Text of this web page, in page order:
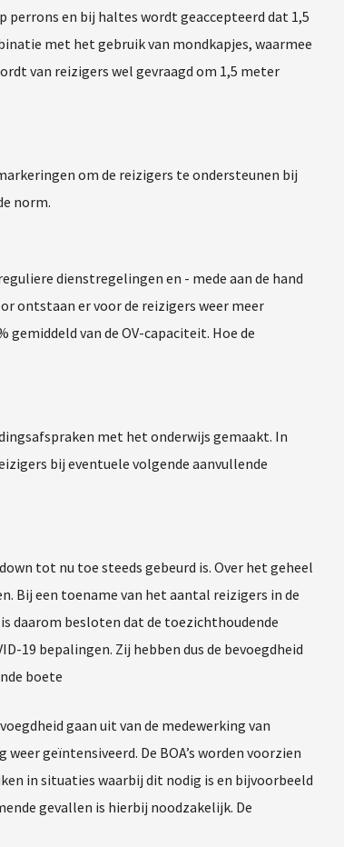
en bij haltes wordt geaccepteerd dat 1,5
met het gebruik van mondkapjes, waarmee
van reizigers wel gevraagd om 1,5 meter
om de reizigers te ondersteunen bij
norm.
dienstregelingen en - mede aan de hand
ontstaan er voor de reizigers weer meer
van de OV-capaciteit. Hoe de
met het onderwijs gemaakt. In
bij eventuele volgende aanvullende
tot nu toe steeds gebeurd is. Over het geheel
Bij een toename van het aantal reizigers in de
daarom besloten dat de toezichthoudende
19 bepalingen. Zij hebben dus de bevoegdheid
boete
gaan uit van de medewerking van
geïntensiveerd. De BOA’s worden voorzien
in situaties waarbij dit nodig is en bijvoorbeeld
gevallen is hierbij noodzakelijk. De